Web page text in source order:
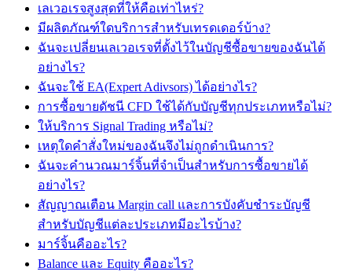
เลเวอเรจสูงสุดที่ให้คือเท่าไหร่?
มีผลิตภัณฑ์ใดบริการสำหรับเทรดเดอร์บ้าง?
ฉันจะเปลี่ยนเลเวอเรจที่ตั้งไว้ในบัญชีซื้อขายของฉันได้
อย่างไร?
ฉันจะใช้ EA(Expert Adivsors) ได้อย่างไร?
การซื้อขายดัชนี CFD ใช้ได้กับบัญชีทุกประเภทหรือไม่?
ให้บริการ Signal Trading หรือไม่?
เหตุใดคำสั่งใหม่ของฉันจึงไม่ถูกดำเนินการ?
ฉันจะคำนวณมาร์จิ้นที่จำเป็นสำหรับการซื้อขายได้
อย่างไร?
สัญญาณเตือน Margin call และการบังคับชำระบัญชี
สำหรับบัญชีแต่ละประเภทมีอะไรบ้าง?
มาร์จิ้นคืออะไร?
Balance และ Equity คืออะไร?